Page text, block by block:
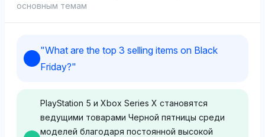
основным темам
"What are the top 3 selling items on Black
Friday?"
PlayStation 5 и Xbox Series X становятся
ведущими товарами Черной пятницы среди
моделей благодаря постоянной высокой